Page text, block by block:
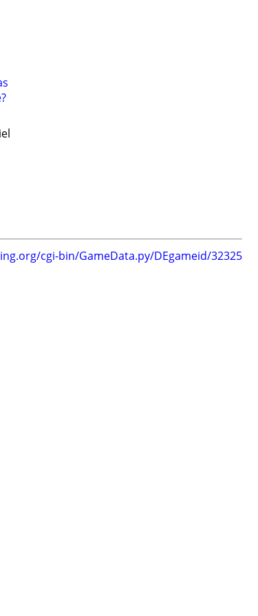
cgi-bin/GameData.py/DEgameid/32325